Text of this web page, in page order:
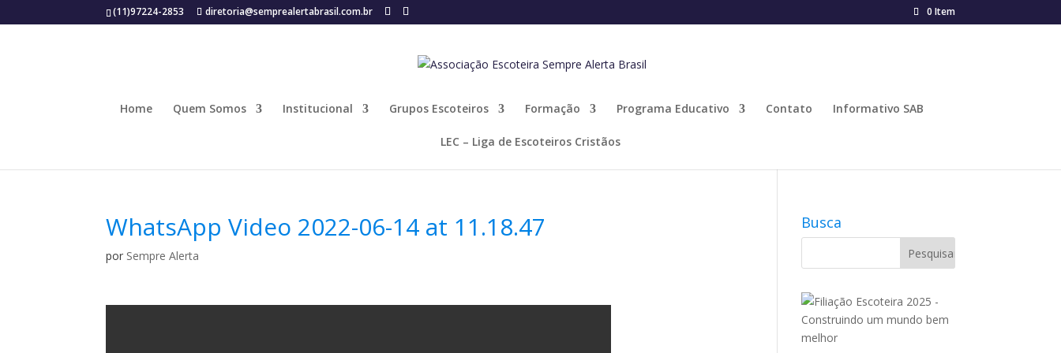
(11)97224-2853 diretoria@semprealertabrasil.com.br 0 Item
Home Quem Somos Institucional Grupos Escoteiros Formação Programa Educativo Contato Informativo SAB
LEC – Liga de Escoteiros Cristãos
WhatsApp Video 2022-06-14 at 11.18.47
por Sempre Alerta
Busca